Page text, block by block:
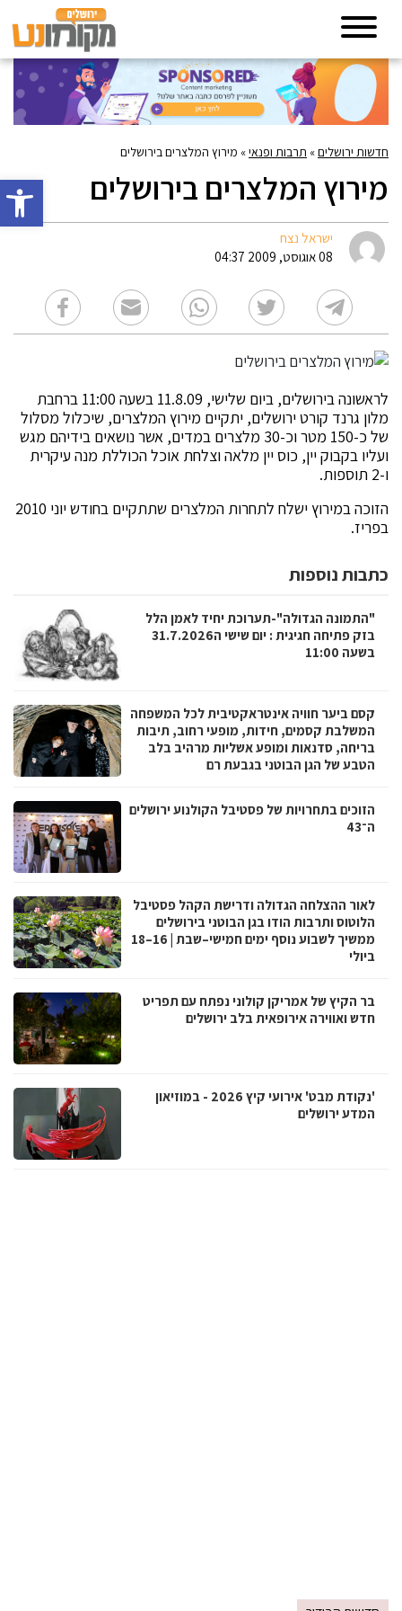
פתח
חדשות ירושלים» תרבות ופנאי» מירוץ המלצרים בירושלים
מירוץ המלצרים בירושלים
ישראל נצח
08 אוגוסט, 2009 04:37
לראשונה בירושלים, ביום שלישי, 11.8.09 בשעה 11:00 ברחבת
מלון גרנד קורט ירושלים, יתקיים מירוץ המלצרים, שיכלול מסלול
של כ-150 מטר וכ-30 מלצרים במדים, אשר נושאים בידיהם מגש
ועליו בקבוק יין, כוס יין מלאה וצלחת אוכל הכוללת מנה עיקרית
ו-2 תוספות.
הזוכה במירוץ ישלח לתחרות המלצרים שתתקיים בחודש יוני 2010
בפריז.
כתבות נוספות
"התמונה הגדולה"-תערוכת יחיד לאמן הלל
בזק פתיחה חגיגית : יום שישי ה31.7.2026
בשעה 11:00
קסם ביער חוויה אינטראקטיבית לכל המשפחה
המשלבת קסמים, חידות, מופעי רחוב, תיבות
בריחה, סדנאות ומופע אשליות מרהיב בלב
הטבע של הגן הבוטני בגבעת רם
הזוכים בתחרויות של פסטיבל הקולנוע ירושלים
ה־43
לאור ההצלחה הגדולה ודרישת הקהל פסטיבל
הלוטוס ותרבות הודו בגן הבוטני בירושלים
ממשיך לשבוע נוסף ימים חמישי–שבת | 16–18
ביולי
בר הקיץ של אמריקן קולוני נפתח עם תפריט
חדש ואווירה אירופאית בלב ירושלים
'נקודת מבט' אירועי קיץ 2026 - במוזיאון
המדע ירושלים